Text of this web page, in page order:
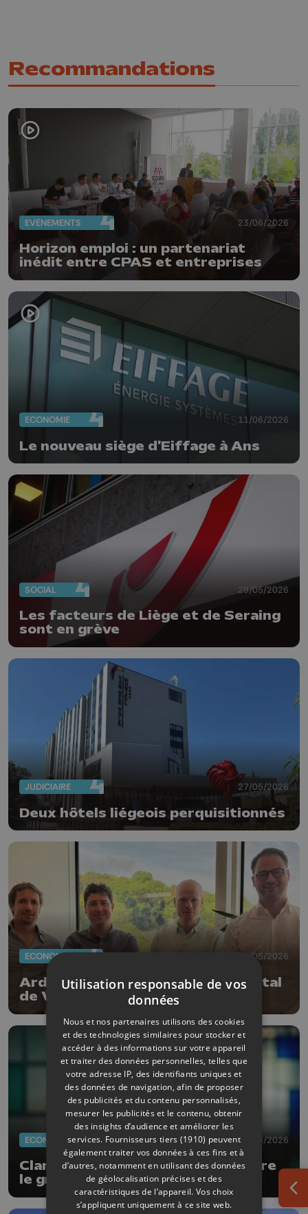
Recommandations
EVÈNEMENTS 23/06/2026
Horizon emploi : un partenariat
inédit entre CPAS et entreprises
ECONOMIE 11/06/2026
Le nouveau siège d'Eiffage à Ans
SOCIAL 29/05/2026
Les facteurs de Liège et de Seraing
sont en grève
JUDICIAIRE 27/05/2026
Deux hôtels liégeois perquisitionnés
ECONOMIE 27/05/2026
Ardent Invest rentre dans le capital
de Volt-R
ECONOMIE 19/05/2026
Clarisse Ramakers (Agoria) intègre
le groupe Keyes
Utilisation responsable de vos
données
Nous et nos partenaires utilisons des cookies
et des technologies similaires pour stocker et
accéder à des informations sur votre appareil
et traiter des données personnelles, telles que
votre adresse IP, des identifiants uniques et
des données de navigation, afin de proposer
des publicités et du contenu personnalisés,
mesurer les publicités et le contenu, obtenir
des insights d’audience et améliorer les
services. Fournisseurs tiers (1910) peuvent
également traiter vos données à ces fins et à
d’autres, notamment en utilisant des données
de géolocalisation précises et des
caractéristiques de l’appareil. Vos choix
s’appliquent uniquement à ce site web.